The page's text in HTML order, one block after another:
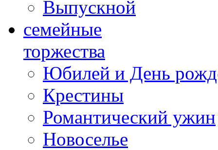
Выпускной
cемейные
торжества
Юбилей и День
Крестины
Романтический ужин
Новоселье